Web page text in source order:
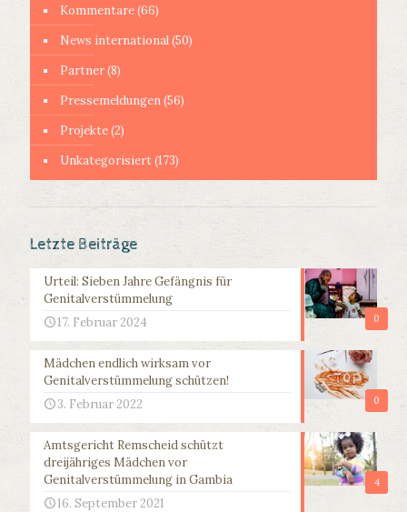
Kommentare(66)
News international(50)
Partner(8)
Pressemeldungen(56)
Projekte(2)
Unkategorisiert(173)
Letzte Beiträge
0
Urteil: Sieben Jahre Gefängnis für
Genitalverstümmelung
17. Februar 2024
0
Mädchen endlich wirksam vor
Genitalverstümmelung schützen!
3. Februar 2022
4
Amtsgericht Remscheid schützt
dreijähriges Mädchen vor
Genitalverstümmelung in Gambia
16. September 2021